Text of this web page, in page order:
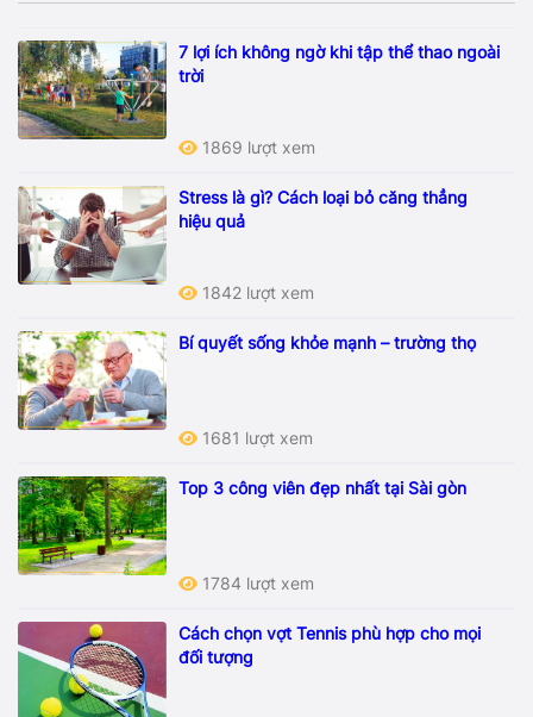
7 lợi ích không ngờ khi tập thể thao ngoài
trời
1869 lượt xem
Stress là gì? Cách loại bỏ căng thẳng
hiệu quả
1842 lượt xem
Bí quyết sống khỏe mạnh – trường thọ
1681 lượt xem
Top 3 công viên đẹp nhất tại Sài gòn
1784 lượt xem
Cách chọn vợt Tennis phù hợp cho mọi
đối tượng